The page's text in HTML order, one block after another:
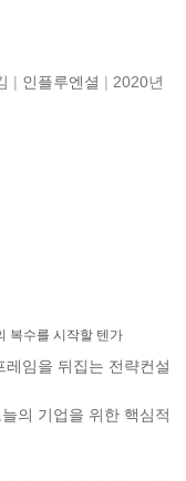
| 인플루엔셜 | 2020년
복수를 시작할 텐가
임을 뒤집는 전략컨설
의 기업을 위한 핵심적